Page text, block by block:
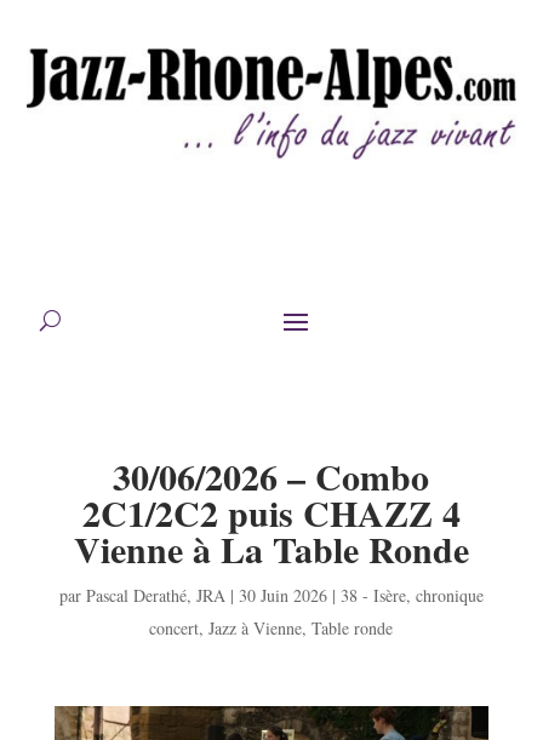
30/06/2026 – Combo
2C1/2C2 puis CHAZZ 4
Vienne à La Table Ronde
par Pascal Derathé, JRA| 30 Juin 2026| 38 - Isère, chronique
concert,Jazz à Vienne,Table ronde